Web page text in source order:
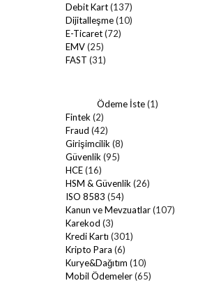
Debit Kart(137)
Dijitalleşme(10)
E-Ticaret(72)
EMV(25)
FAST (31)
Ödeme İste(1)
Fintek (2)
Fraud (42)
Girişimcilik (8)
Güvenlik (95)
HCE(16)
HSM & Güvenlik (26)
ISO 8583 (54)
Kanun ve Mevzuatlar(107)
Karekod (3)
Kredi Kartı (301)
Kripto Para (6)
Kurye&Dağıtım (10)
Mobil Ödemeler(65)